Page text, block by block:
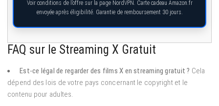
Voir conditions de l’offre sur la page NordVPN. Carte cadeau Amazon.fr
envoyée après éligibilité. Garantie de remboursement 30 jours.
FAQ sur le Streaming X Gratuit
Est-ce légal de regarder des films X en streaming gratuit ? Cela
dépend des lois de votre pays concernant le copyright et le
contenu pour adultes.